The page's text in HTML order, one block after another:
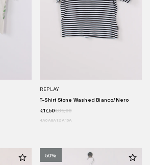
REPLAY
T-Shirt Stone Washed Bianco/nero
€17,50€35,00
4A6A8A 12A 16A
50%